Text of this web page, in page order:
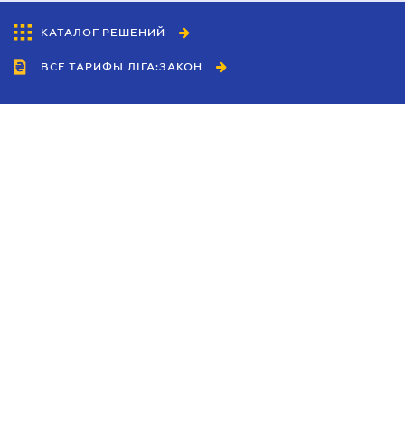
КАТАЛОГ РЕШЕНИЙ
ВСЕ ТАРИФЫ ЛІГА:ЗАКОН